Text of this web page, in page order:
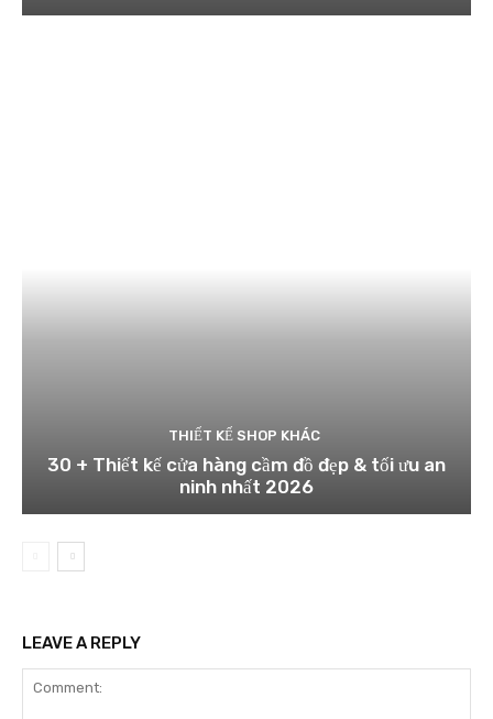
THIẾT KẾ SHOP KHÁC
30 + Thiết kế cửa hàng cầm đồ đẹp & tối ưu an
ninh nhất 2026
LEAVE A REPLY